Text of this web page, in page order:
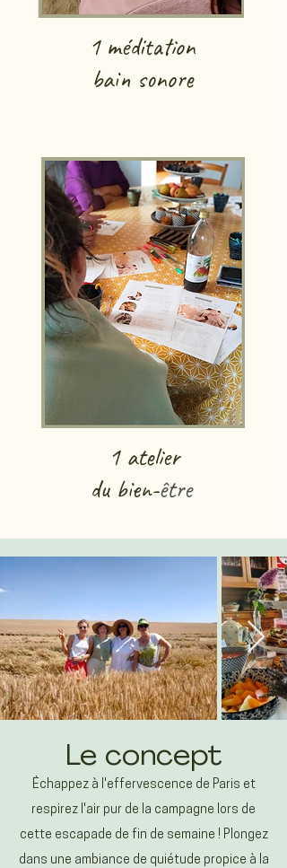
1 méditation
bain sonore
1 atelier
du bien-être
Le concept
Échappez à l'effervescence de Paris et
respirez l'air pur de la campagne lors de
cette escapade de fin de semaine ! Plongez
dans une ambiance de quiétude propice à la